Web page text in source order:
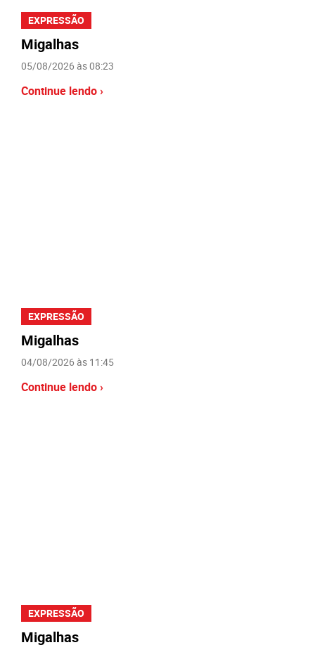
EXPRESSÃO
Migalhas
05/08/2026 às 08:23
Continue lendo ›
EXPRESSÃO
Migalhas
04/08/2026 às 11:45
Continue lendo ›
EXPRESSÃO
Migalhas